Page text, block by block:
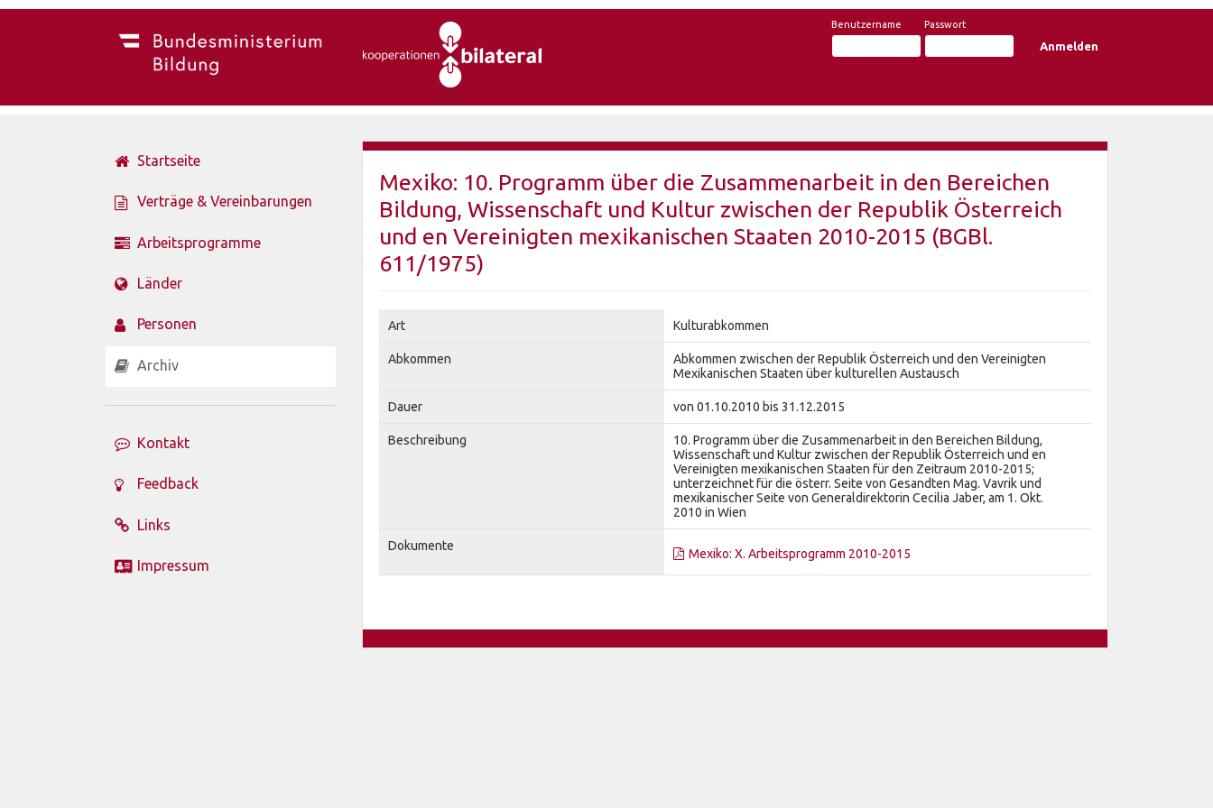
Benutzername Passwort
Startseite
Verträge & Vereinbarungen
Arbeitsprogramme
Länder
Personen
Archiv
Kontakt
Feedback
Links
Impressum
Mexiko: 10. Programm über die Zusammenarbeit in den Bereichen
Bildung, Wissenschaft und Kultur zwischen der Republik Österreich
und en Vereinigten mexikanischen Staaten 2010-2015 (BGBl.
611/1975)
Art Kulturabkommen
Abkommen
Abkommen zwischen der Republik Österreich und den Vereinigten
Mexikanischen Staaten über kulturellen Austausch
Dauer von 01.10.2010 bis 31.12.2015
Beschreibung
10. Programm über die Zusammenarbeit in den Bereichen Bildung,
Wissenschaft und Kultur zwischen der Republik Österreich und en
Vereinigten mexikanischen Staaten für den Zeitraum 2010-2015;
unterzeichnet für die österr. Seite von Gesandten Mag. Vavrik und
mexikanischer Seite von Generaldirektorin Cecilia Jaber, am 1. Okt.
2010 in Wien
Dokumente
Mexiko: X. Arbeitsprogramm 2010-2015